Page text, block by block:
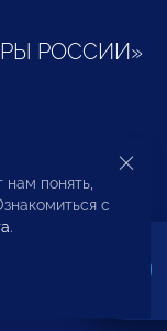
РОССИИ»
и
понять,
с
.